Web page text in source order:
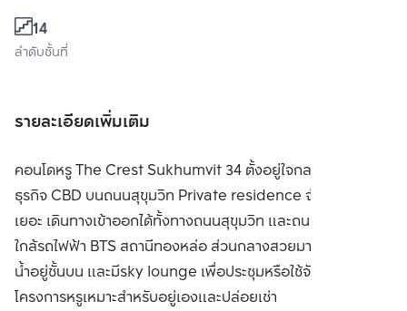
14
ลำดับชั้นที่
รายละเอียดเพิ่มเติม
คอนโดหรู The Crest Sukhumvit 34 ตั้งอยู่ใจกลางแหล่ง
ธุรกิจ CBD บนถนนสุขุมวิท Private residence จำนวนห้องไม่
เยอะ เดินทางเข้าออกได้ทั้งทางถนนสุขุมวิท และถนนพระราม 4
ใกล้รถไฟฟ้า BTS สถานีทองหล่อ ส่วนกลางสวยมาก มีสระว่าย
น้ำอยู่ชั้นบน และมีsky lounge เพื่อประชุมหรือใช้จัดปาร์ตี้ได้
โครงการหรูเหมาะสำหรับอยู่เองและปล่อยเช่า